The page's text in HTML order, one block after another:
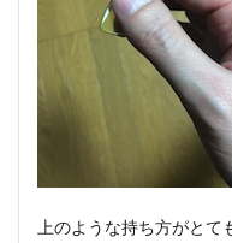
上のような持ち方がと